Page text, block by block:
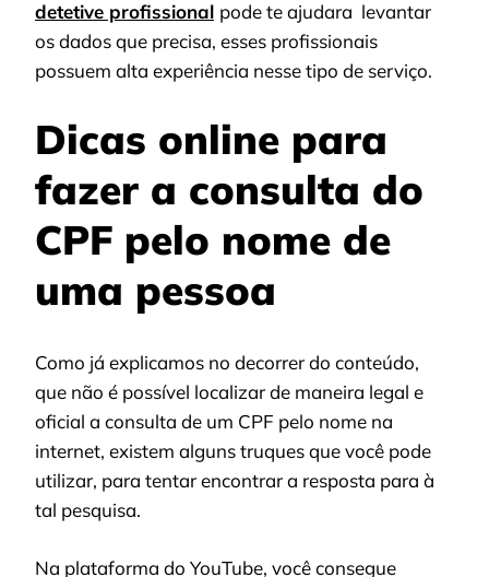
detetive profissional pode te ajudara levantar
os dados que precisa, esses profissionais
possuem alta experiência nesse tipo de serviço.
Dicas online para
fazer a consulta do
CPF pelo nome de
uma pessoa
Como já explicamos no decorrer do conteúdo,
que não é possível localizar de maneira legal e
oficial a consulta de um CPF pelo nome na
internet, existem alguns truques que você pode
utilizar, para tentar encontrar a resposta para à
tal pesquisa.
Na plataforma do YouTube, você consegue